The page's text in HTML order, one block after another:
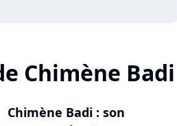
Chimène Badi
Chimène Badi : son